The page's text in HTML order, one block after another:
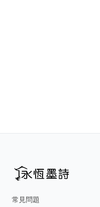
常見問題